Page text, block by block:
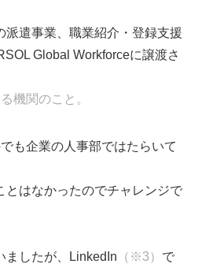
遣事業、職業紹介・登録支援
Global Workforceに譲渡さ
機関のこと。
も企業の人事部ではたらいて
とはなかったのでチャレンジで
ましたが、LinkedIn （※3） で